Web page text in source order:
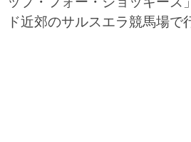
ド近郊のサルスエラ競馬場で